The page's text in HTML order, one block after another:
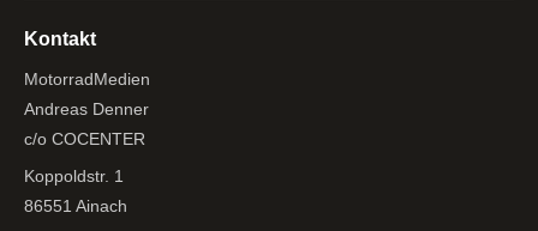
Kontakt
MotorradMedien
Andreas Denner
c/o COCENTER
Koppoldstr. 1
86551 Ainach